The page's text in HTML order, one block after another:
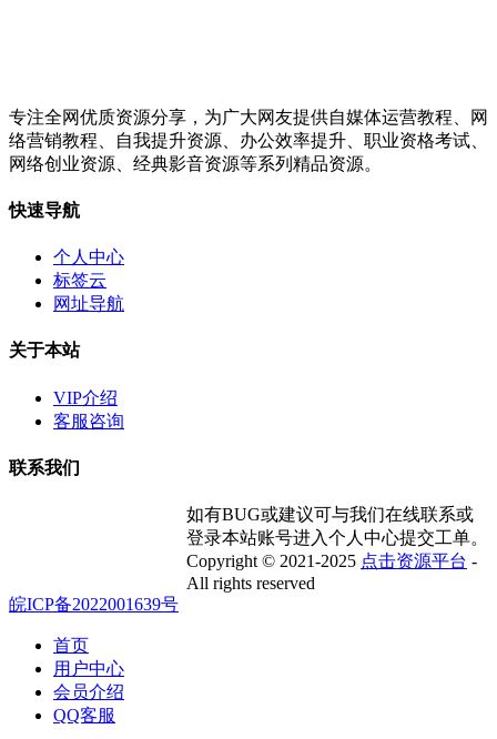
专注全网优质资源分享，为广大网友提供自媒体运营教程、网
络营销教程、自我提升资源、办公效率提升、职业资格考试、
网络创业资源、经典影音资源等系列精品资源。
快速导航
个人中心
标签云
网址导航
关于本站
VIP介绍
客服咨询
联系我们
如有BUG或建议可与我们在线联系或
登录本站账号进入个人中心提交工单。
Copyright © 2021-2025 点击资源平台 -
All rights reserved
皖ICP备2022001639号
首页
用户中心
会员介绍
QQ客服